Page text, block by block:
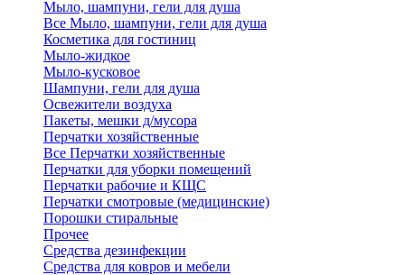
Мыло, шампуни, гели для душа
Все Мыло, шампуни, гели для душа
Косметика для гостиниц
Мыло-жидкое
Мыло-кусковое
Шампуни, гели для душа
Освежители воздуха
Пакеты, мешки д/мусора
Перчатки хозяйственные
Все Перчатки хозяйственные
Перчатки для уборки помещений
Перчатки рабочие и КЩС
Перчатки смотровые (медицинские)
Порошки стиральные
Прочее
Средства дезинфекции
Средства для ковров и мебели